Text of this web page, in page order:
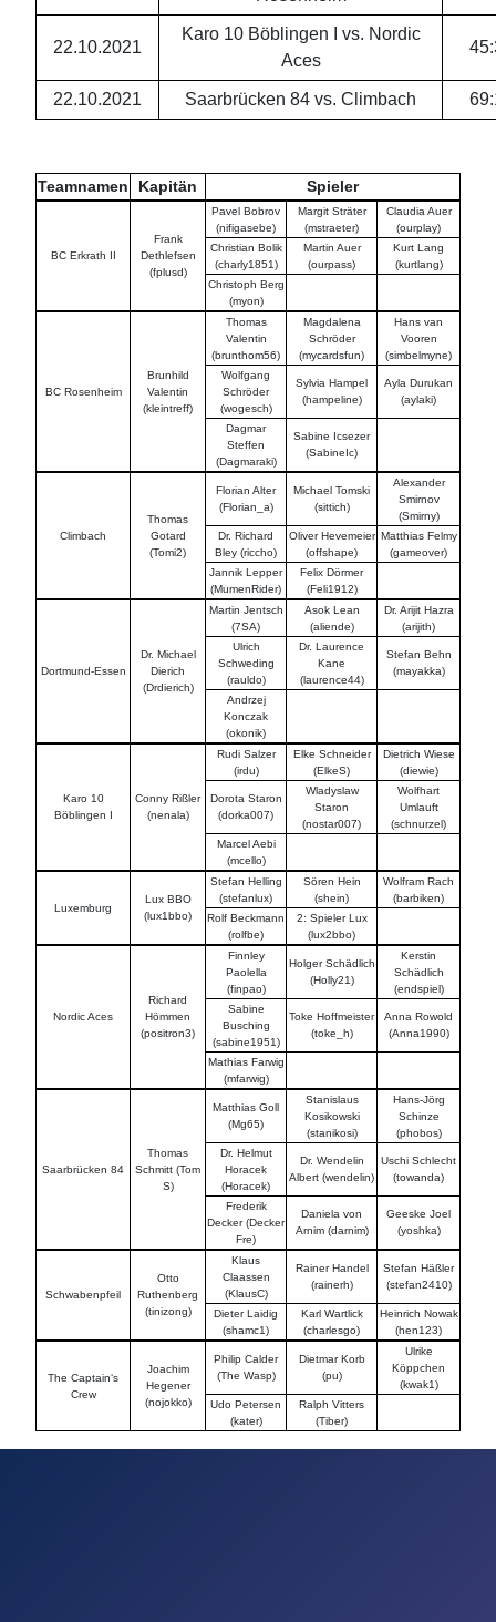
22.10.2021
Karo 10 Böblingen I vs. Nordic
Aces
45:
22.10.2021 Saarbrücken 84 vs. Climbach 69:
Teamnamen Kapitän Spieler
BC Erkrath II
Frank
Dethlefsen
(fplusd)
Pavel Bobrov
(nifigasebe)
Margit Sträter
(mstraeter)
Claudia Auer
(ourplay)
Christian Bolik
(charly1851)
Martin Auer
(ourpass)
Kurt Lang
(kurtlang)
Christoph Berg
(myon)
BC Rosenheim
Brunhild
Valentin
(kleintreff)
Thomas
Valentin
(brunthom56)
Magdalena
Schröder
(mycardsfun)
Hans van
Vooren
(simbelmyne)
Wolfgang
Schröder
(wogesch)
Sylvia Hampel
(hampeline)
Ayla Durukan
(aylaki)
Dagmar
Steffen
(Dagmaraki)
Sabine Icsezer
(SabineIc)
Climbach
Thomas
Gotard
(Tomi2)
Florian Alter
(Florian_a)
Michael Tomski
(sittich)
Alexander
Smirnov
(Smirny)
Dr. Richard
Bley (riccho)
Oliver Hevemeier
(offshape)
Matthias Felmy
(gameover)
Jannik Lepper
(MumenRider)
Felix Dörmer
(Feli1912)
Dortmund-Essen
Dr. Michael
Dierich
(Drdierich)
Martin Jentsch
(7SA)
Asok Lean
(aliende)
Dr. Arijit Hazra
(arijith)
Ulrich
Schweding
(rauldo)
Dr. Laurence
Kane
(laurence44)
Stefan Behn
(mayakka)
Andrzej
Konczak
(okonik)
Karo 10
Böblingen I
Conny Rißler
(nenala)
Rudi Salzer
(irdu)
Elke Schneider
(ElkeS)
Dietrich Wiese
(diewie)
Dorota Staron
(dorka007)
Wladyslaw
Staron
(nostar007)
Wolfhart
Umlauft
(schnurzel)
Marcel Aebi
(mcello)
Luxemburg
Lux BBO
(lux1bbo)
Stefan Helling
(stefanlux)
Sören Hein
(shein)
Wolfram Rach
(barbiken)
Rolf Beckmann
(rolfbe)
2: Spieler Lux
(lux2bbo)
Nordic Aces
Richard
Hömmen
(positron3)
Finnley
Paolella
(finpao)
Holger Schädlich
(Holly21)
Kerstin
Schädlich
(endspiel)
Sabine
Busching
(sabine1951)
Toke Hoffmeister
(toke_h)
Anna Rowold
(Anna1990)
Mathias Farwig
(mfarwig)
Saarbrücken 84
Thomas
Schmitt (Tom
S)
Matthias Goll
(Mg65)
Stanislaus
Kosikowski
(stanikosi)
Hans-Jörg
Schinze
(phobos)
Dr. Helmut
Horacek
(Horacek)
Dr. Wendelin
Albert (wendelin)
Uschi Schlecht
(towanda)
Frederik
Decker (Decker
Fre)
Daniela von
Arnim (darnim)
Geeske Joel
(yoshka)
Schwabenpfeil
Otto
Ruthenberg
(tinizong)
Klaus
Claassen
(KlausC)
Rainer Handel
(rainerh)
Stefan Häßler
(stefan2410)
Dieter Laidig
(shamc1)
Karl Wartlick
(charlesgo)
Heinrich Nowak
(hen123)
The Captain‘s
Crew
Joachim
Hegener
(nojokko)
Philip Calder
(The Wasp)
Dietmar Korb
(pu)
Ulrike
Köppchen
(kwak1)
Udo Petersen
(kater)
Ralph Vitters
(Tiber)